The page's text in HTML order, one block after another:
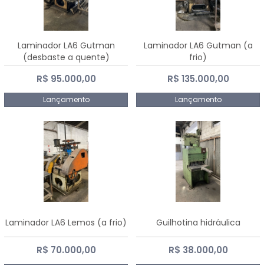
Laminador LA6 Gutman
(desbaste a quente)
R$ 95.000,00
Lançamento
Laminador LA6 Gutman (a
frio)
R$ 135.000,00
Lançamento
Laminador LA6 Lemos (a frio)
R$ 70.000,00
Guilhotina hidráulica
R$ 38.000,00